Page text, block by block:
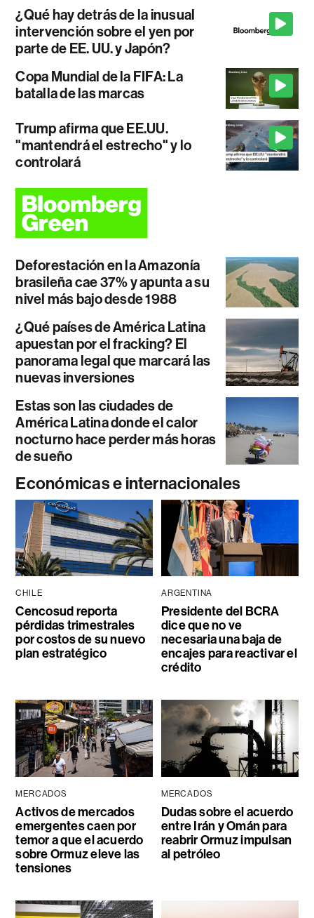
¿Qué hay detrás de la inusual
intervención sobre el yen por
parte de EE. UU. y Japón?
Copa Mundial de la FIFA: La
batalla de las marcas
Trump afirma que EE.UU.
"mantendrá el estrecho" y lo
controlará
Deforestación en la Amazonía
brasileña cae 37% y apunta a su
nivel más bajo desde 1988
¿Qué países de América Latina
apuestan por el fracking? El
panorama legal que marcará las
nuevas inversiones
Estas son las ciudades de
América Latina donde el calor
nocturno hace perder más horas
de sueño
Económicas e internacionales
CHILE
Cencosud reporta
pérdidas trimestrales
por costos de su nuevo
plan estratégico
ARGENTINA
Presidente del BCRA
dice que no ve
necesaria una baja de
encajes para reactivar el
crédito
MERCADOS
Activos de mercados
emergentes caen por
temor a que el acuerdo
sobre Ormuz eleve las
tensiones
MERCADOS
Dudas sobre el acuerdo
entre Irán y Omán para
reabrir Ormuz impulsan
al petróleo